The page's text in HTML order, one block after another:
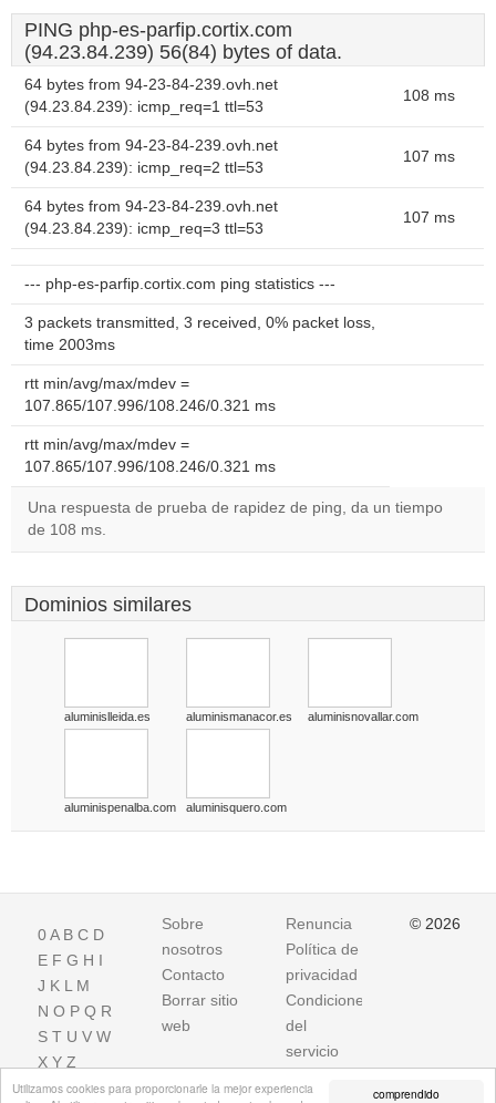
comprendido
Utilizamos cookies para proporcionarle la mejor experiencia
PING php-es-parfip.cortix.com
(94.23.84.239) 56(84) bytes of data.
64 bytes from 94-23-84-239.ovh.net
(94.23.84.239): icmp_req=1 ttl=53
108 ms
64 bytes from 94-23-84-239.ovh.net
(94.23.84.239): icmp_req=2 ttl=53
107 ms
64 bytes from 94-23-84-239.ovh.net
(94.23.84.239): icmp_req=3 ttl=53
107 ms
--- php-es-parfip.cortix.com ping statistics ---
3 packets transmitted, 3 received, 0% packet loss,
time 2003ms
rtt min/avg/max/mdev =
107.865/107.996/108.246/0.321 ms
rtt min/avg/max/mdev =
107.865/107.996/108.246/0.321 ms
Una respuesta de prueba de rapidez de ping, da un tiempo
de 108 ms.
Dominios similares
aluminislleida.es aluminismanacor.es aluminisnovallar.com
aluminispenalba.com aluminisquero.com
0A B C D
E F G H I
J K L M
N O P Q R
S T U V W
X Y Z
Sobre
nosotros
Contacto
Borrar sitio
web
Renuncia
Política de
privacidad
Condiciones
del
servicio
© 2026